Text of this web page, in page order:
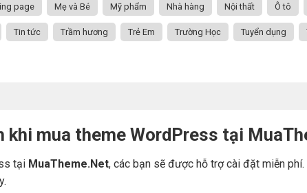
page Mẹ và Bé Mỹ phẩm Nhà hàng Nội thất Ô tô
Tin tức Trầm hương Trẻ Em Trường Học Tuyển dụng
khi mua theme WordPress tại
tại MuaTheme.Net, các bạn sẽ được hỗ trợ cài đặt miễn